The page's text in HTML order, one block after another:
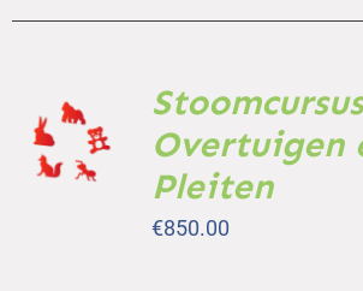
AAN
WINKELWAGEN
Stoomcursus
Overtuigen
Pleiten
€850.00